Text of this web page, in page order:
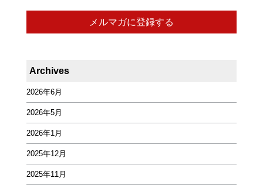
Archives
2026年6月
2026年5月
2026年1月
2025年12月
2025年11月